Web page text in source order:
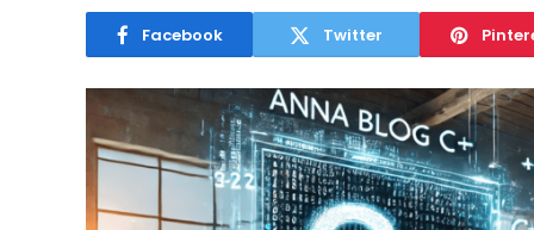
Facebook Twitter